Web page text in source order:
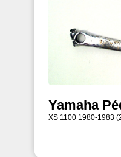
Yamaha
XS 1100 1980-1983